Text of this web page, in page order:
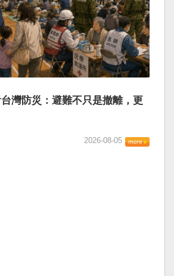
灣防災：避難不只是撤離，更
2026-08-05